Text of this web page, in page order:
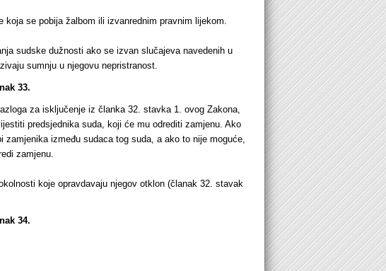
se pobija žalbom ili izvanrednim pravnim lijekom.
sudske dužnosti ako se izvan slučajeva navedenih u
sumnju u njegovu nepristranost.
33.
za isključenje iz članka 32. stavka 1. ovog Zakona,
predsjednika suda, koji će mu odrediti zamjenu. Ako
između sudaca tog suda, a ako to nije moguće,
zamjenu.
koje opravdavaju njegov otklon (članak 32. stavak
34.